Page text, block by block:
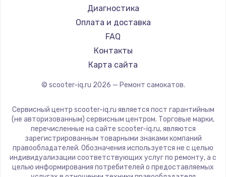
Bork
Segway
KIRIN
Диагностика
Оплата и доставка
FAQ
Контакты
Карта сайта
© scooter-iq.ru 2026 — Ремонт самокатов.
Сервисный центр scooter-iq.ru является пост гарантийным
(не авторизованным) сервисным центром. Торговые марки,
перечисленные на сайте scooter-iq.ru, являются
зарегистрированным товарными знаками компаний
правообладателей. Обозначения используется не с целью
индивидуализации соответствующих услуг по ремонту, а с
целью информирования потребителей о предоставляемых